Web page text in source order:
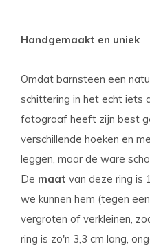
Handgemaakt en uniek
Omdat barnsteen een
schittering in het echt iets
fotograaf heeft zijn best
verschillende hoeken en
leggen, maar de ware
De maat van deze ring is
we kunnen hem (tegen
vergroten of verkleinen,
ring is zo'n 3,3 cm lang,